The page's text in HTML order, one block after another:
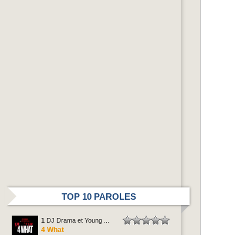
TOP 10 PAROLES
1 DJ Drama et Young ...
4 What